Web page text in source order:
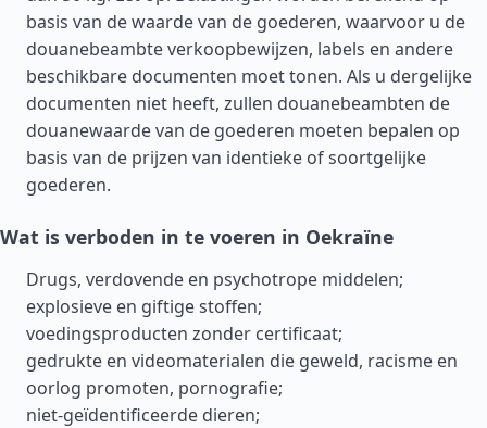
basis van de waarde van de goederen, waarvoor u de
douanebeambte verkoopbewijzen, labels en andere
beschikbare documenten moet tonen. Als u dergelijke
documenten niet heeft, zullen douanebeambten de
douanewaarde van de goederen moeten bepalen op
basis van de prijzen van identieke of soortgelijke
goederen.
Wat is verboden in te voeren in Oekraïne
Drugs, verdovende en psychotrope middelen;
explosieve en giftige stoffen;
voedingsproducten zonder certificaat;
gedrukte en videomaterialen die geweld, racisme en
oorlog promoten, pornografie;
niet-geïdentificeerde dieren;